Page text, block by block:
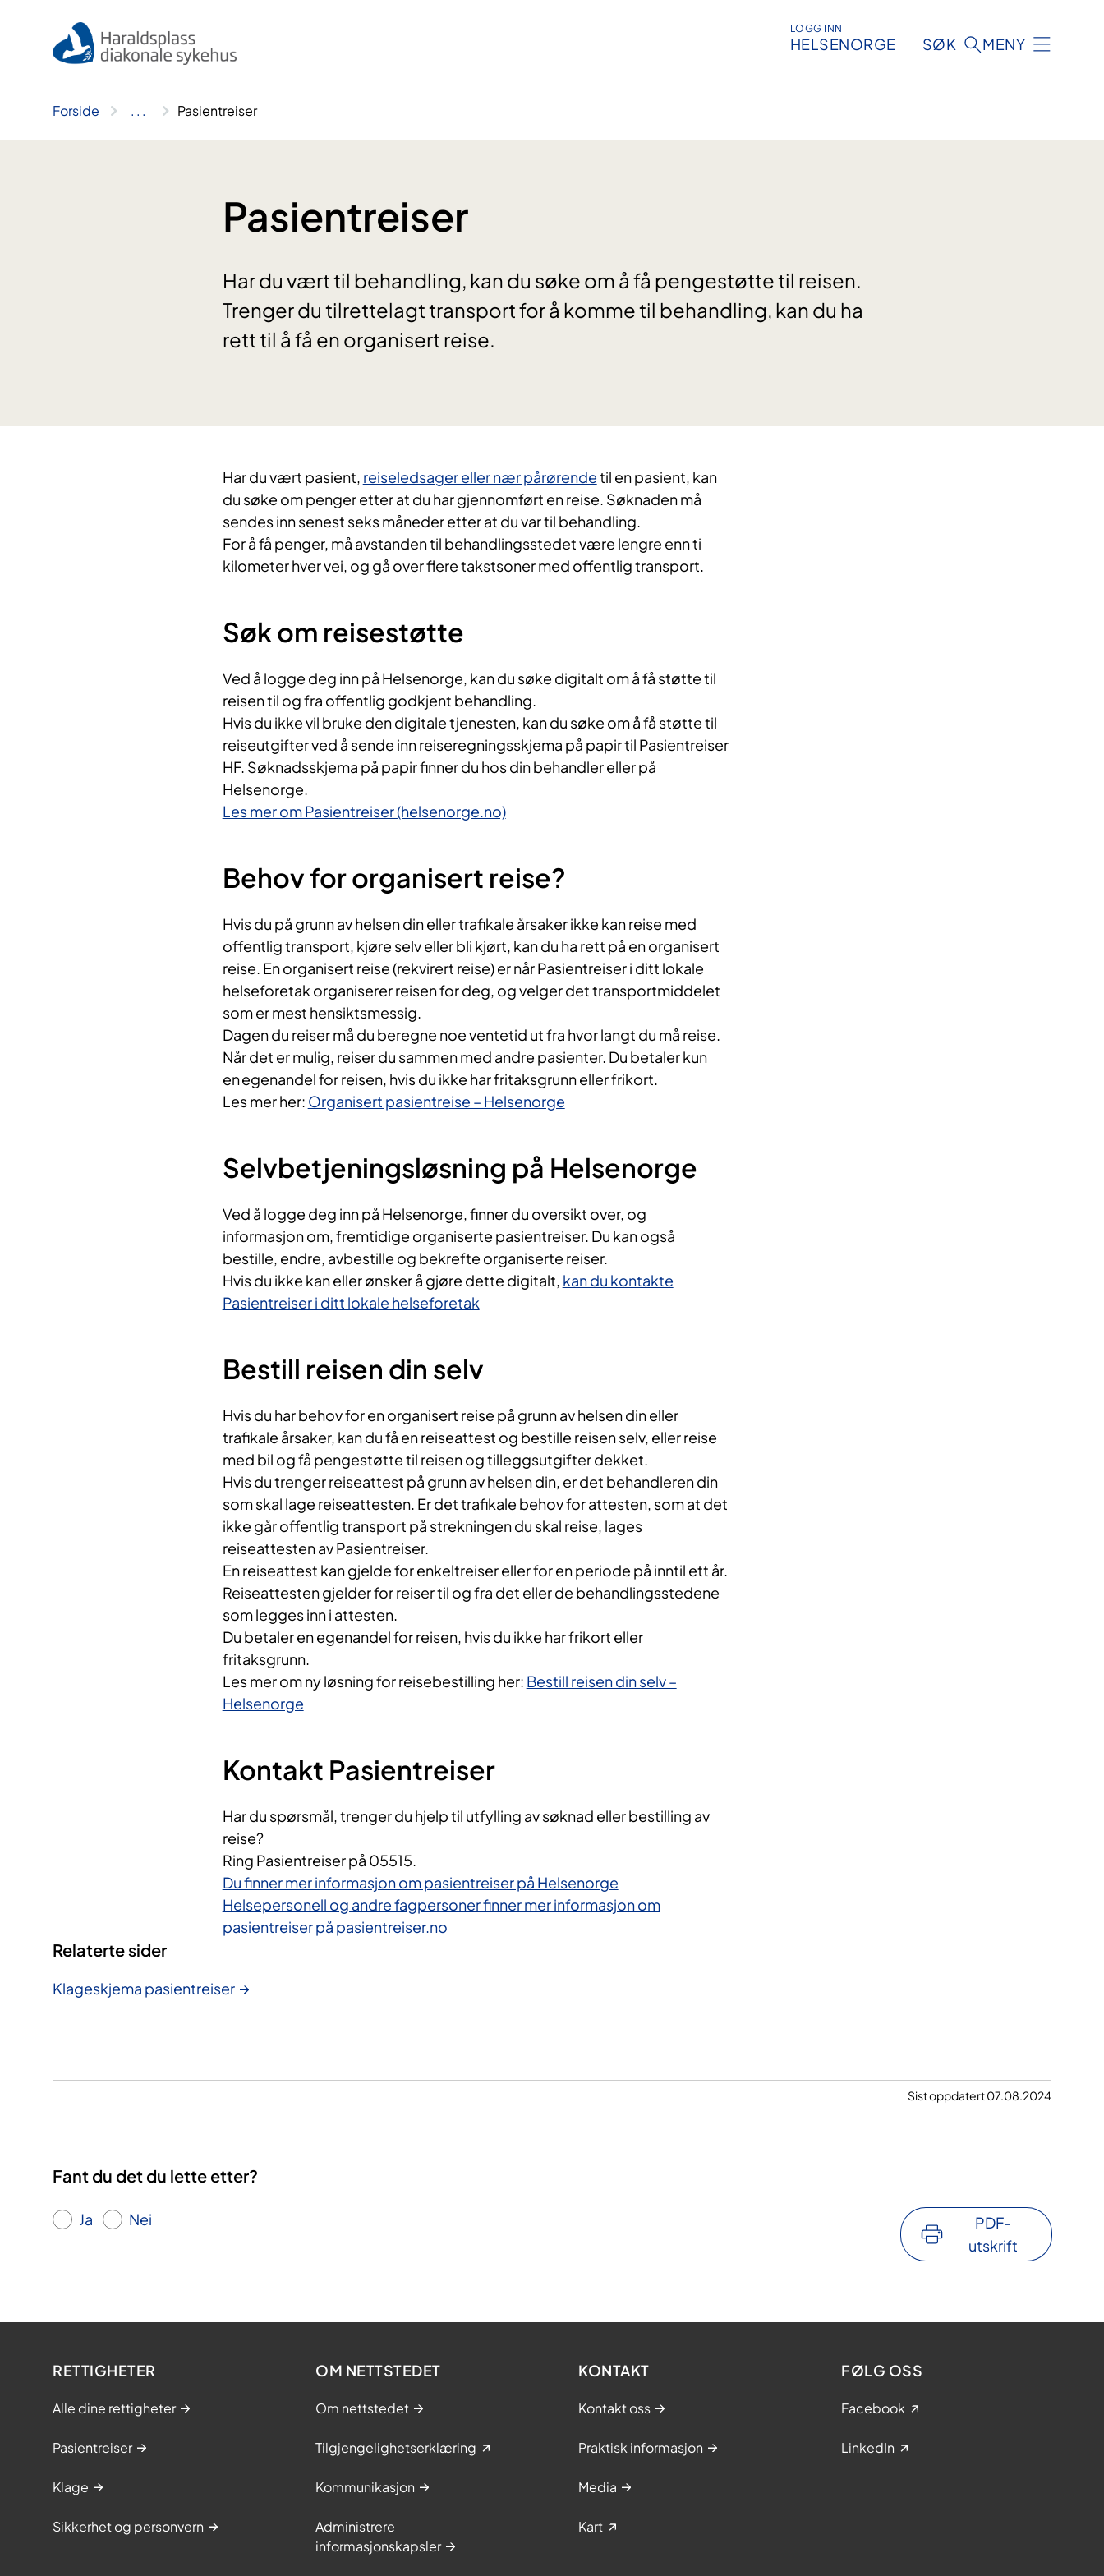
LOGG INN
HELSENORGE SØK MENY
Forside .. . Pasientreiser
Pasientreiser
Har du vært til behandling, kan du søke om å få pengestøtte til reisen.
Trenger du tilrettelagt transport for å komme til behandling, kan du ha
rett til å få en organisert reise.
Har du vært pasient, reiseledsager eller nær pårørendetil en pasient, kan
du søke om penger etter at du har gjennomført en reise. Søknaden må
sendes inn senest seks måneder etter at du var til behandling.
For å få penger, må avstanden til behandlingsstedet være lengre enn ti
kilometer hver vei, og gå over flere takstsoner med offentlig transport.
Søk om reisestøtte
Ved å logge deg inn på Helsenorge, kan du søke digitalt om å få støtte til
reisen til og fra offentlig godkjent behandling.
Hvis du ikke vil bruke den digitale tjenesten, kan du søke om å få støtte til
reiseutgifter ved å sende inn reiseregningsskjema på papir til Pasientreiser
HF. Søknadsskjema på papir finner du hos din behandler eller på
Helsenorge.
Les mer om Pasientreiser (helsenorge.no)
Behov for organisert reise?
Hvis du på grunn av helsen din eller trafikale årsaker ikke kan reise med
offentlig transport, kjøre selv eller bli kjørt, kan du ha rett på en organisert
reise. En organisert reise (rekvirert reise) er når Pasientreiser i ditt lokale
helseforetak organiserer reisen for deg, og velger det transportmiddelet
som er mest hensiktsmessig.
Dagen du reiser må du beregne noe ventetid ut fra hvor langt du må reise.
Når det er mulig, reiser du sammen med andre pasienter. Du betaler kun
en egenandel for reisen, hvis du ikke har fritaksgrunn eller frikort.
Les mer her: Organisert pasientreise – Helsenorge
Selvbetjeningsløsning på Helsenorge
Ved å logge deg inn på Helsenorge, finner du oversikt over, og
informasjon om, fremtidige organiserte pasientreiser. Du kan også
bestille, endre, avbestille og bekrefte organiserte reiser.
Hvis du ikke kan eller ønsker å gjøre dette digitalt, kan du kontakte
Pasientreiser i ditt lokale helseforetak
Bestill reisen din selv
Hvis du har behov for en organisert reise på grunn av helsen din eller
trafikale årsaker, kan du få en reiseattest og bestille reisen selv, eller reise
med bil og få pengestøtte til reisen og tilleggsutgifter dekket.
Hvis du trenger reiseattest på grunn av helsen din, er det behandleren din
som skal lage reiseattesten. Er det trafikale behov for attesten, som at det
ikke går offentlig transport på strekningen du skal reise, lages
reiseattesten av Pasientreiser.
En reiseattest kan gjelde for enkeltreiser eller for en periode på inntil ett år.
Reiseattesten gjelder for reiser til og fra det eller de behandlingsstedene
som legges inn i attesten.
Du betaler en egenandel for reisen, hvis du ikke har frikort eller
fritaksgrunn.
Les mer om ny løsning for reisebestilling her: Bestill reisen din selv –
Helsenorge
Kontakt Pasientreiser
Har du spørsmål, trenger du hjelp til utfylling av søknad eller bestilling av
reise?
Ring Pasientreiser på 05515.
Du finner mer informasjon om pasientreiser på Helsenorge
Helsepersonell og andre fagpersoner finner mer informasjon om
pasientreiser på pasientreiser.no​​
Relaterte sider
Klageskjema pasientreiser
Sist oppdatert 07.08.2024
Fant du det du lette etter?
Ja Nei
PDF-
utskrift
RETTIGHETER
Alle dine rettigheter
Pasientreiser
Klage
Sikkerhet og personvern
OM NETTSTEDET
Om nettstedet
Tilgjengelighetserklæring
Kommunikasjon
Administrere
informasjonskapsler
KONTAKT
Kontakt oss
Praktisk informasjon
Media
Kart
FØLG OSS
Facebook
LinkedIn